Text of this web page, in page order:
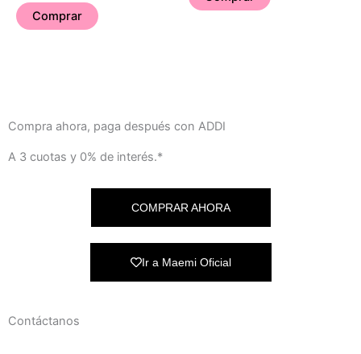
Comprar
Compra ahora, paga después con ADDI
A 3 cuotas y 0% de interés.*
COMPRAR AHORA
Ir a Maemi Oficial
Contáctanos